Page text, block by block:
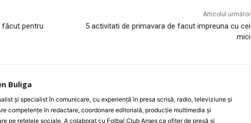
făcut pentru
Articolul următor
5 activitati de primavara de facut impreuna cu cei
mici
Buliga
și specialist în comunicare, cu experiență în presa scrisă, radio, televiziune și
competențe în redactare, coordonare editorială, producție multimedia și
pe rețelele sociale. A colaborat cu Fotbal Club Argeș ca ofițer de presă și